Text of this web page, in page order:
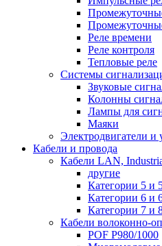
Реле времени
Реле контроля
Тепловые реле
Системы
Звуковые
Колонны
Лампы для
Маяки
Электродвигатели и
Кабели и провода
Кабели LAN,
другие
Категории 5 и
Категории 6 и
Категории 7 и
Кабели волоконно-
POF P980/1000